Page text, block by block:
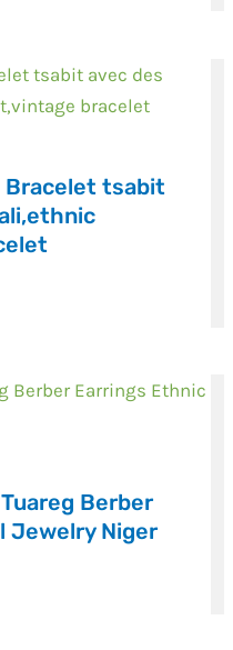
Bracelet tsabit
Berber
Jewelry Niger